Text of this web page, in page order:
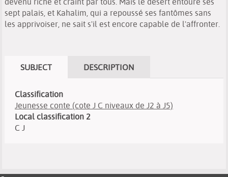
sept palais, et Kahalim, qui a repoussé ses fantômes sans
les apprivoiser, ne sait s'il est encore capable de l'affronter.
SUBJECT DESCRIPTION
Classification
Jeunesse conte (cote J C niveaux de J2 à J5)
Local classification 2
C J